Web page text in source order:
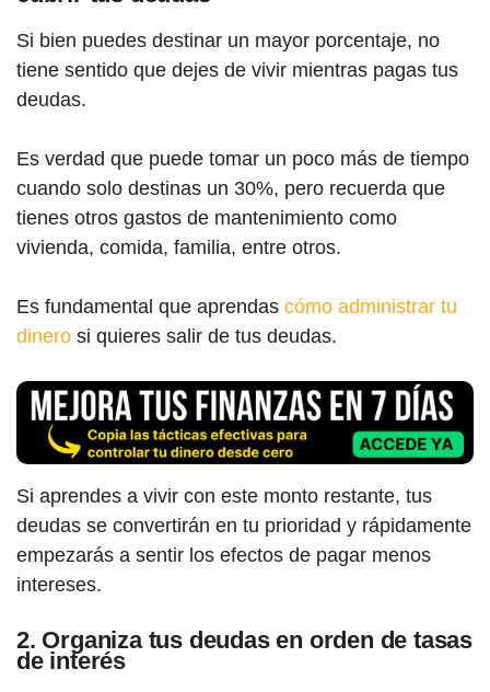
Si bien puedes destinar un mayor porcentaje, no
tiene sentido que dejes de vivir mientras pagas tus
deudas.
Es verdad que puede tomar un poco más de tiempo
cuando solo destinas un 30%, pero recuerda que
tienes otros gastos de mantenimiento como
vivienda, comida, familia, entre otros.
Es fundamental que aprendas cómo administrar tu
dinero si quieres salir de tus deudas.
Si aprendes a vivir con este monto restante, tus
deudas se convertirán en tu prioridad y rápidamente
empezarás a sentir los efectos de pagar menos
intereses.
2. Organiza tus deudas en orden de tasas
de interés